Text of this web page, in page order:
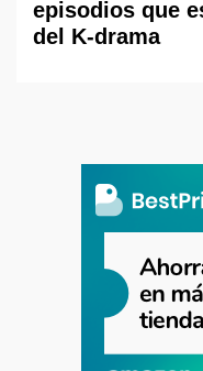
episodios que
del K-drama